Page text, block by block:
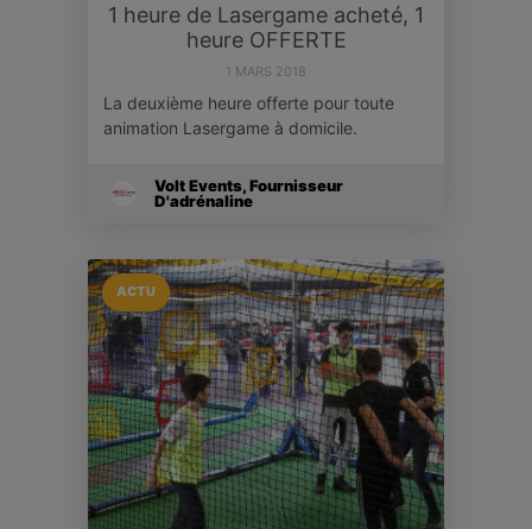
1 heure de Lasergame acheté, 1
heure OFFERTE
1 MARS 2018
La deuxième heure offerte pour toute
animation Lasergame à domicile.
Volt Events, Fournisseur
D'adrénaline
ACTU